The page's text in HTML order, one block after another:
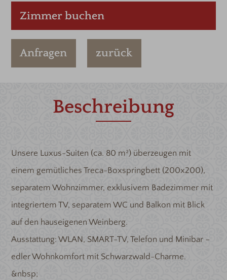
Zimmer buchen
Anfragen zurück
Beschreibung
Unsere Luxus-Suiten (ca. 80 m²) überzeugen mit
einem gemütliches Treca-Boxspringbett (200x200),
separatem Wohnzimmer, exklusivem Badezimmer mit
integriertem TV, separatem WC und Balkon mit Blick
auf den hauseigenen Weinberg.
Ausstattung: WLAN, SMART-TV, Telefon und Minibar –
edler Wohnkomfort mit Schwarzwald-Charme.
&nbsp;